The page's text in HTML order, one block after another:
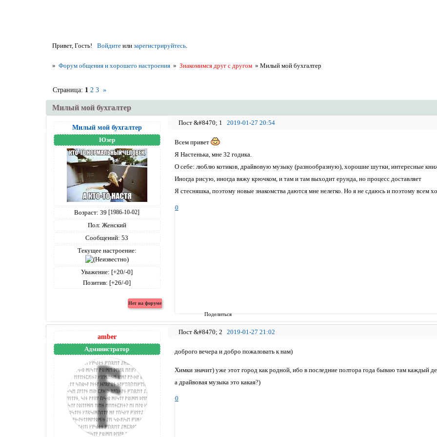
Привет, Гость! Войдитеили зарегистрируйтесь.
» Форум общения и хорошего настроения » Знакомимся друг с другом »Милый мой бухгалтер
Милый мой бухгалтер
Страница: 1 2 3 »
Поделиться
1 2019-01-27 20:54
Милый мой бухгалтер
Юзер
Возраст: 39 [1986-10-02]
Пол: Женский
Сообщений: 53
Текущее настроение:
Уважение: [+20/-0]
Позитив: [+26/-0]
Всем привет
Я Настенька, мне 32 годика.
О себе: люблю котиков, драйвовую музыку (разнообразную), хорошие шутки, интересные
Иногда рисую, иногда вяжу крючком, и там и там выходит ерунда, но процесс доставляет
Я стесняшка, поэтому новые знакомства даются мне нелегко. Но я не сдаюсь и поэтому всем
0
2 2019-01-27 21:02
amber
Администратор доброго вечера и добро пожаловать к нам)
Химки значит) уже этот город как родной, ибо в последние полтора года бываю там каждый
а драйвовая музыка это какая?)
0